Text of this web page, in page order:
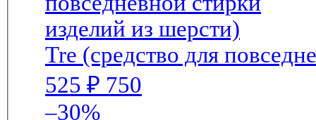
Tre (средство для
525 ₽ 750
–30%